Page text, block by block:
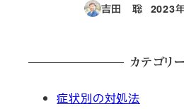
吉田 聡
投稿日
2023
カテゴリー
症状別の対処法